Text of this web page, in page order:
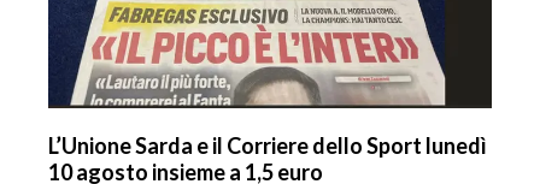
L’Unione Sarda e il Corriere dello Sport lunedì
10 agosto insieme a 1,5 euro